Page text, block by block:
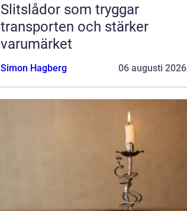
Slitslådor som tryggar
transporten och stärker
varumärket
Simon Hagberg 06 augusti 2026